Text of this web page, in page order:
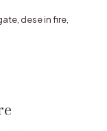
dese in fire,